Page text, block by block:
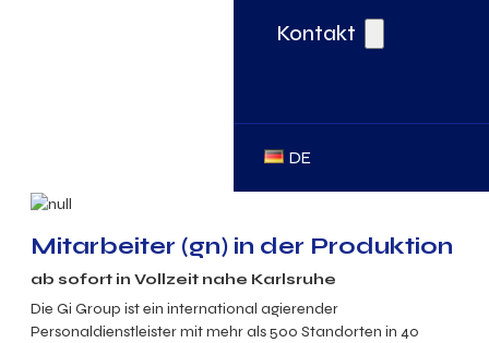
Kontakt
DE
Mitarbeiter (gn) in der Produktion
ab sofort in Vollzeit nahe Karlsruhe
Die Gi Group ist ein international agierender
Personaldienstleister mit mehr als 500 Standorten in 40